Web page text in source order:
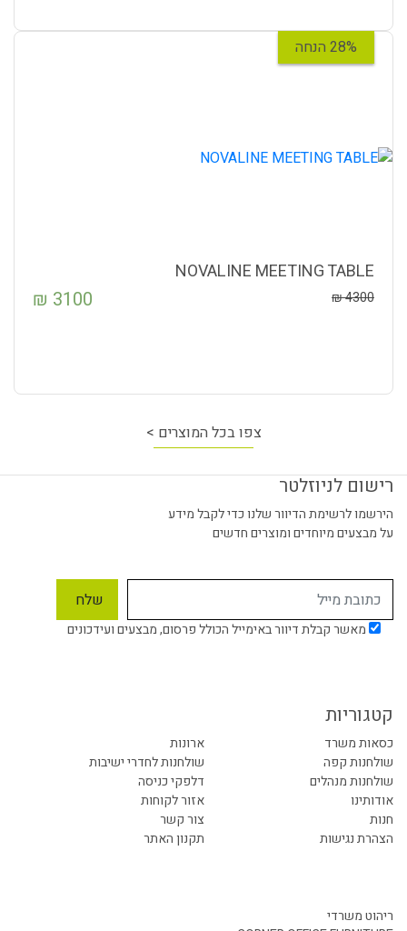
28% הנחה
NOVALINE MEETING TABLE
4300
₪
3100
₪
צפו בכל המוצרים >
רישום לניוזלטר
הירשמו לרשימת הדיוור שלנו כדי לקבל מידע
על מבצעים מיוחדים ומוצרים חדשים
מאשר קבלת דיוור באימייל הכולל פרסום, מבצעים ועידכונים
קטגוריות
כסאות משרד
ארונות
שולחנות קפה
שולחנות לחדרי ישיבות
שולחנות מנהלים
דלפקי כניסה
אודותינו
אזור לקוחות
חנות
צור קשר
הצהרת נגישות
תקנון האתר
ריהוט משרדי